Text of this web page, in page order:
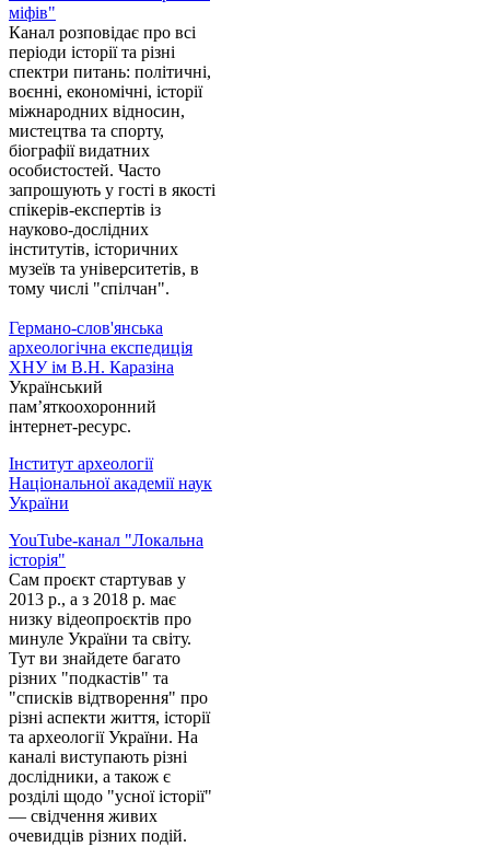
міфів"
Канал розповідає про всі
періоди історії та різні
спектри питань: політичні,
воєнні, економічні, історії
міжнародних відносин,
мистецтва та спорту,
біографії видатних
особистостей. Часто
запрошують у гості в якості
спікерів-експертів із
науково-дослідних
інститутів, історичних
музеїв та університетів, в
тому числі "спілчан".
Германо-слов'янська
археологічна експедиція
ХНУ ім В.Н. Каразіна
Український
пам’яткоохоронний
інтернет-ресурс.
Інститут археології
Національної академії наук
України
YouTube-канал "Локальна
історія"
Сам проєкт стартував у
2013 р., а з 2018 р. має
низку відеопроєктів про
минуле України та світу.
Тут ви знайдете багато
різних "подкастів" та
"списків відтворення" про
різні аспекти життя, історії
та археології України. На
каналі виступають різні
дослідники, а також є
розділі щодо "усної історії"
— свідчення живих
очевидців різних подій.